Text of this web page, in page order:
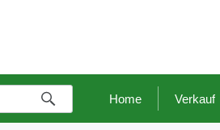
Home Verkauf